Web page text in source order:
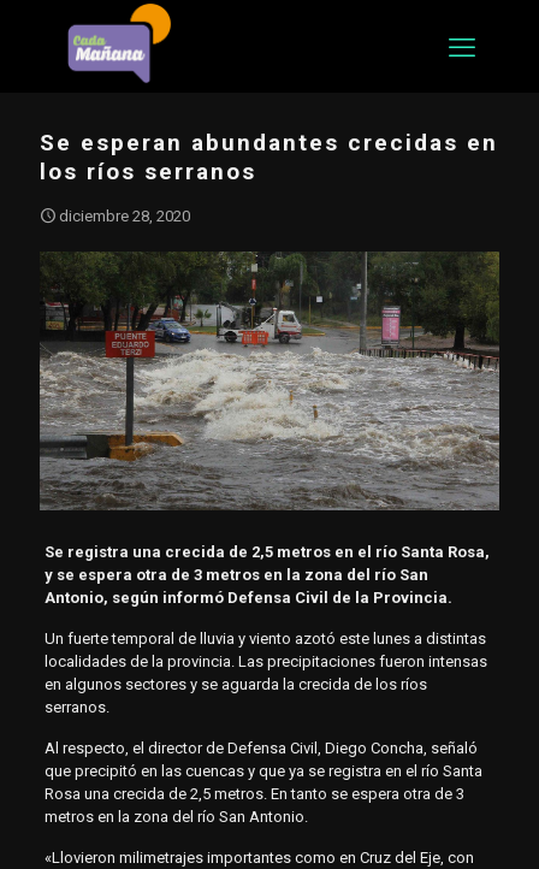
Se esperan abundantes crecidas en
los ríos serranos
diciembre 28, 2020
Se registra una crecida de 2,5 metros en el río Santa Rosa,
y se espera otra de 3 metros en la zona del río San
Antonio, según informó Defensa Civil de la Provincia.
Un fuerte temporal de lluvia y viento azotó este lunes a distintas
localidades de la provincia. Las precipitaciones fueron intensas
en algunos sectores y se aguarda la crecida de los ríos
serranos.
Al respecto, el director de Defensa Civil, Diego Concha, señaló
que precipitó en las cuencas y que ya se registra en el río Santa
Rosa una crecida de 2,5 metros. En tanto se espera otra de 3
metros en la zona del río San Antonio.
«Llovieron milimetrajes importantes como en Cruz del Eje, con